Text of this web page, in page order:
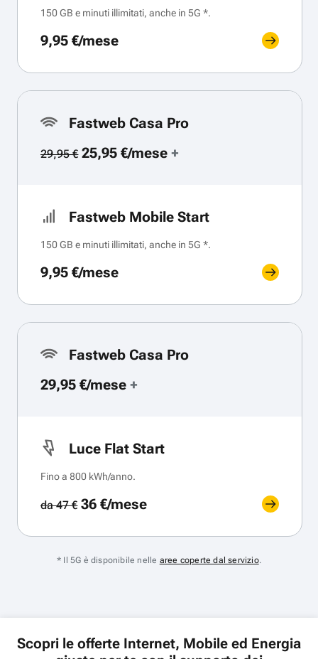
150 GB e minuti illimitati, anche in 5G *.
9,95 €/mese
Fastweb Casa Pro
29,95 €25,95 €/mese+
Fastweb Mobile Start
150 GB e minuti illimitati, anche in 5G *.
9,95 €/mese
Fastweb Casa Pro
29,95 €/mese +
Luce Flat Start
Fino a 800 kWh/anno.
da 47 €36 €/mese
* Il 5G è disponibile nelle aree coperte dal servizio.
Scopri le offerte Internet, Mobile ed Energia